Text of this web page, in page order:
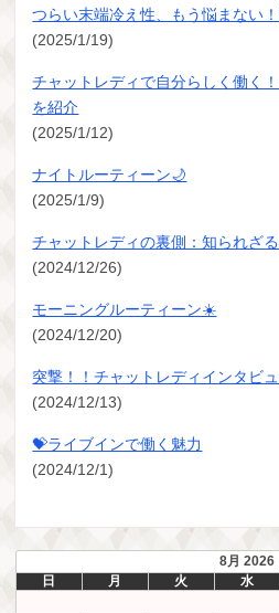
つらい末端冷え性、もう悩まない
(2025/1/19)
チャットレディで自分らしく働く
を紹介
(2025/1/12)
ナイトルーティーン🌙
(2025/1/9)
チャットレディの裏側：知られざ
(2024/12/26)
モーニングルーティーン☀️
(2024/12/20)
突撃！！チャットレディインタビ
(2024/12/13)
💝ライブインで働く魅力
(2024/12/1)
8月 2026
日
月 火 水